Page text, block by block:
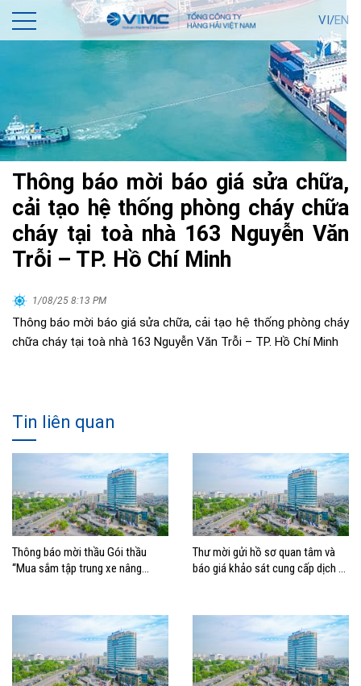
VI/EN
Thông báo mời báo giá sửa chữa,
cải tạo hệ thống phòng cháy chữa
cháy tại toà nhà 163 Nguyễn Văn
Trỗi – TP. Hồ Chí Minh
1/08/25 8:13 PM
Thông báo mời báo giá sửa chữa, cải tạo hệ thống phòng cháy
chữa cháy tại toà nhà 163 Nguyễn Văn Trỗi – TP. Hồ Chí Minh
Tin liên quan
Thông báo mời thầu Gói thầu
“Mua sắm tập trung xe nâng
Thư mời gửi hồ sơ quan tâm và
báo giá khảo sát cung cấp dịch vụ
2026 – 2030, tầm nhìn 2035